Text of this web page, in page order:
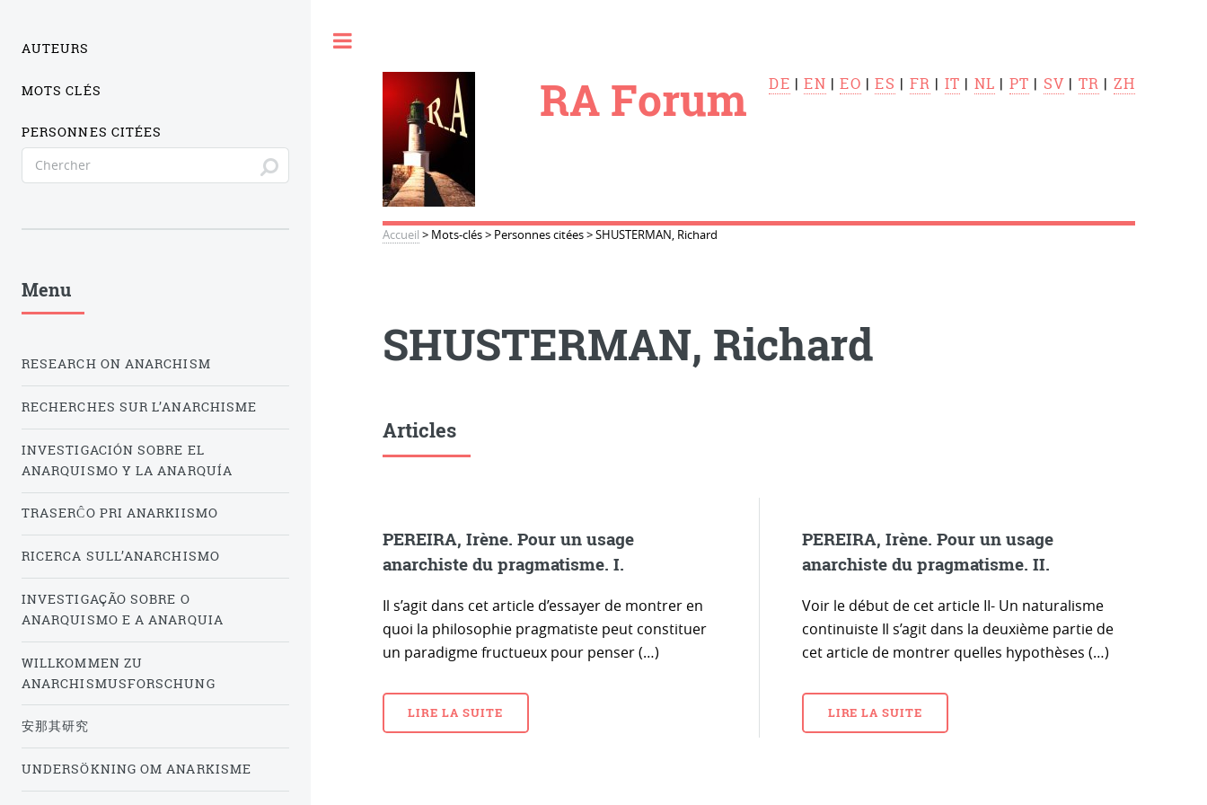
RA Forum DE |EN |EO |ES | FR | IT | NL | PT | SV | TR | ZH
Accueil > Mots-clés> Personnes citées>SHUSTERMAN, Richard
SHUSTERMAN, Richard
Articles
PEREIRA, Irène. Pour un usage
anarchiste du pragmatisme. I.
Il s’agit dans cet article d’essayer de montrer en
quoi la philosophie pragmatiste peut constituer
un paradigme fructueux pour penser (…)
LIRE LA SUITE
PEREIRA, Irène. Pour un usage
anarchiste du pragmatisme. II.
Voir le début de cet article II- Un naturalisme
continuiste Il s’agit dans la deuxième partie de
cet article de montrer quelles hypothèses (…)
LIRE LA SUITE
AUTEURS
MOTS CLÉS
PERSONNES CITÉES
Menu
RESEARCH ON ANARCHISM
RECHERCHES SUR L’ANARCHISME
INVESTIGACIÓN SOBRE EL
ANARQUISMO Y LA ANARQUÍA
TRASERĈO PRI ANARKIISMO
RICERCA SULL’ANARCHISMO
INVESTIGAÇÃO SOBRE O
ANARQUISMO E A ANARQUIA
WILLKOMMEN ZU
ANARCHISMUSFORSCHUNG
安那其研究
UNDERSÖKNING OM ANARKISME